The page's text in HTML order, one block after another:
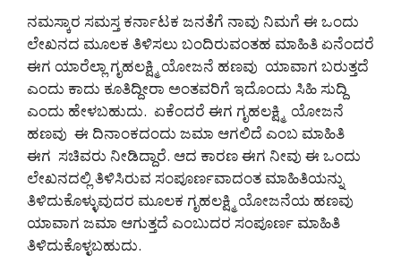
ನಮಸ್ಕಾರ ಸಮಸ್ತ ಕರ್ನಾಟಕ ಜನತೆಗೆ ನಾವು ನಿಮಗೆ ಈ ಒಂದು
ಲೇಖನದ ಮೂಲಕ ತಿಳಿಸಲು ಬಂದಿರುವಂತಹ ಮಾಹಿತಿ ಏನೆಂದರೆ
ಈಗ ಯಾರೆಲ್ಲಾ ಗೃಹಲಕ್ಷ್ಮಿ ಯೋಜನೆ ಹಣವು ಯಾವಾಗ ಬರುತ್ತದೆ
ಎಂದು ಕಾದು ಕೂತಿದ್ದೀರಾ ಅಂತವರಿಗೆ ಇದೊಂದು ಸಿಹಿ ಸುದ್ದಿ
ಎಂದು ಹೇಳಬಹುದು. ಏಕೆಂದರೆ ಈಗ ಗೃಹಲಕ್ಷ್ಮಿ ಯೋಜನೆ
ಹಣವು ಈ ದಿನಾಂಕದಂದು ಜಮಾ ಆಗಲಿದೆ ಎಂಬ ಮಾಹಿತಿ
ಈಗ ಸಚಿವರು ನೀಡಿದ್ದಾರೆ. ಆದ ಕಾರಣ ಈಗ ನೀವು ಈ ಒಂದು
ಲೇಖನದಲ್ಲಿ ತಿಳಿಸಿರುವ ಸಂಪೂರ್ಣವಾದಂತ ಮಾಹಿತಿಯನ್ನು
ತಿಳಿದುಕೊಳ್ಳುವುದರ ಮೂಲಕ ಗೃಹಲಕ್ಷ್ಮಿ ಯೋಜನೆಯ ಹಣವು
ಯಾವಾಗ ಜಮಾ ಆಗುತ್ತದೆ ಎಂಬುದರ ಸಂಪೂರ್ಣ ಮಾಹಿತಿ
ತಿಳಿದುಕೊಳ್ಳಬಹುದು.